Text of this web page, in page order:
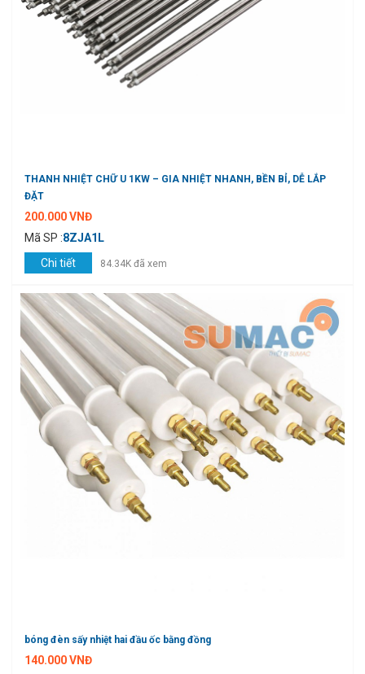
THANH NHIỆT CHỮ U 1KW – GIA NHIỆT NHANH, BỀN BỈ, DỄ LẮP
ĐẶT
200.000 VNĐ
Mã SP :8ZJA1L
Chi tiết
84.34K đã xem
bóng đèn sấy nhiệt hai đầu ốc bằng đồng
140.000 VNĐ